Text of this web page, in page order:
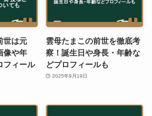
世は元
像や年
フィール
雲母たまこの前世を徹底考
察！誕生日や身長・年齢な
どプロフィールも
2025年9月19日